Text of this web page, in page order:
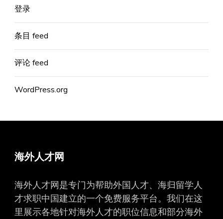
登录
条目 feed
评论 feed
WordPress.org
海外人才网
海外人才网是专门为帮助外国人才、海归留学人
才求职中国建立的一个免费服务平台。我们在这
里展示各地针对海外人才的职位信息和部分海外